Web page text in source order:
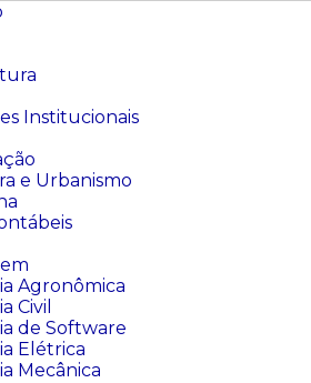
Institucionais
e Urbanismo
Agronômica
Civil
de Software
Elétrica
Mecânica